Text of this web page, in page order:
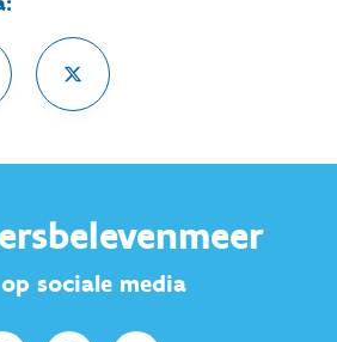
sociale media